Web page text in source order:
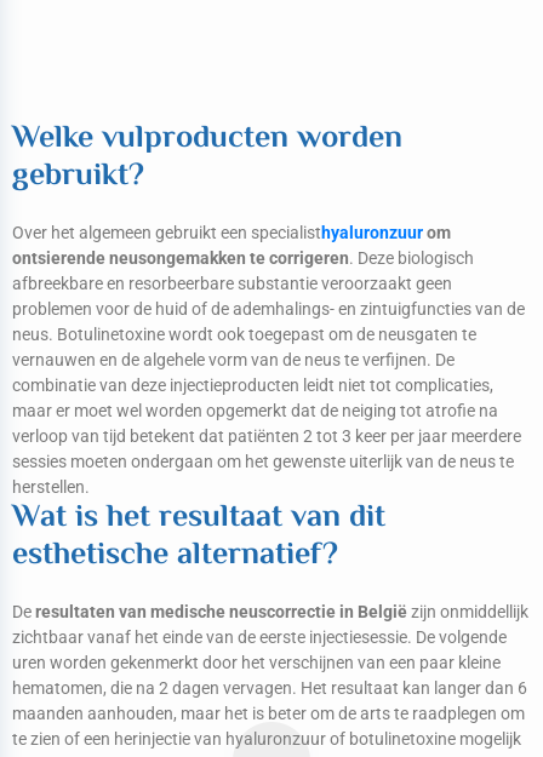
Welke vulproducten worden
gebruikt?
Over het algemeen gebruikt een specialisthyaluronzuurom
ontsierende neusongemakken te corrigeren. Deze biologisch
afbreekbare en resorbeerbare substantie veroorzaakt geen
problemen voor de huid of de ademhalings- en zintuigfuncties van de
neus. Botulinetoxine wordt ook toegepast om de neusgaten te
vernauwen en de algehele vorm van de neus te verfijnen. De
combinatie van deze injectieproducten leidt niet tot complicaties,
maar er moet wel worden opgemerkt dat de neiging tot atrofie na
verloop van tijd betekent dat patiënten 2 tot 3 keer per jaar meerdere
sessies moeten ondergaan om het gewenste uiterlijk van de neus te
herstellen.
Wat is het resultaat van dit
esthetische alternatief?
Deresultaten van medische neuscorrectie in Belgiëzijn onmiddellijk
zichtbaar vanaf het einde van de eerste injectiesessie. De volgende
uren worden gekenmerkt door het verschijnen van een paar kleine
hematomen, die na 2 dagen vervagen. Het resultaat kan langer dan 6
maanden aanhouden, maar het is beter om de arts te raadplegen om
te zien of een herinjectie van hyaluronzuur of botulinetoxine mogelijk